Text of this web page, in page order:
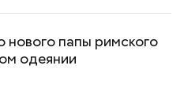
нового папы римского
одеянии